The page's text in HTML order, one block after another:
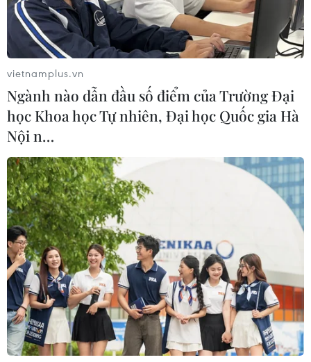
Học sinh Hà Nội xếp hình Tổ quốc, hướng
về biển đảo
16/05/2014 03:29
Trong tiết trời mát mẻ của Thủ đô Hà Nội, 1.200 học sinh
trong màu áo của cờ đỏ, sao vàng đã xếp nên hình hài
Tổ quốc giữa sân trường.
vietnamplus.vn
Ngành nào dẫn đầu số điểm của Trường Đại
học Khoa học Tự nhiên, Đại học Quốc gia Hà
Nội n…